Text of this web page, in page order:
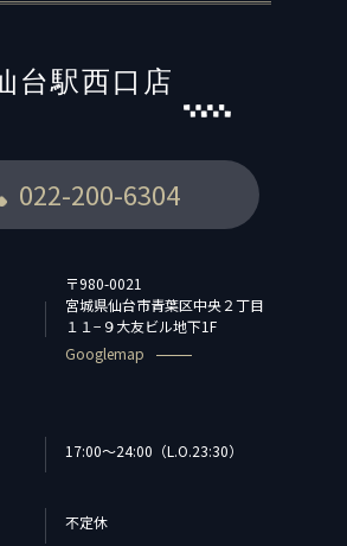
台駅西口店
022-200-6304
〒980-0021
宮城県仙台市青葉区中央２丁目
１１−９大友ビル地下1F
Googlemap
17:00～24:00（L.O.23:30）
不定休